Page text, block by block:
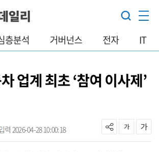
층분석 거버넌스 전자 IT
업계 최초 ‘참여 이사제’
력 2026-04-28 10:00:18